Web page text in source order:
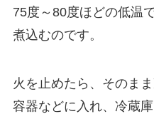
75度～80度ほどの低温
煮込むのです。
火を止めたら、そのま
容器などに入れ、冷蔵庫